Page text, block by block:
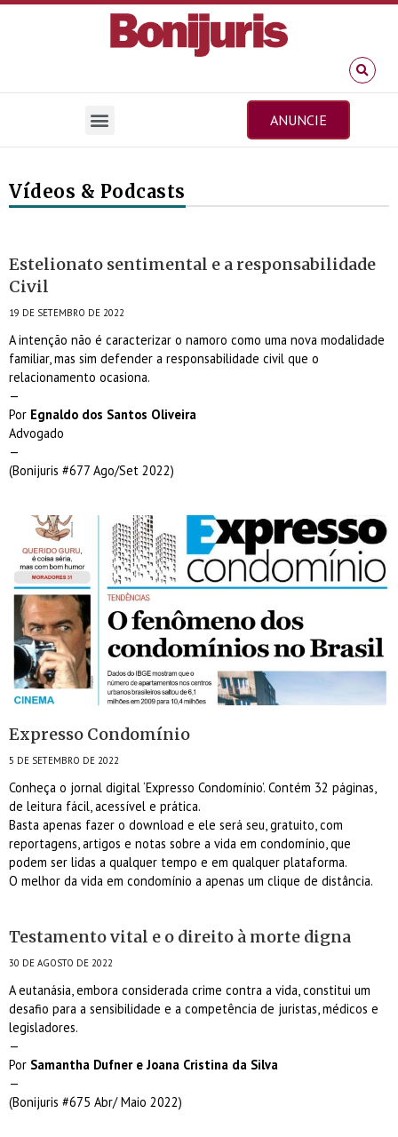
ANUNCIE
Vídeos & Podcasts
Estelionato sentimental e a responsabilidade
Civil
19 DE SETEMBRO DE 2022
A intenção não é caracterizar o namoro como uma nova modalidade
familiar, mas sim defender a responsabilidade civil que o
relacionamento ocasiona.
—
Por Egnaldo dos Santos Oliveira
Advogado
—
(Bonijuris #677 Ago/Set 2022)
Expresso Condomínio
5 DE SETEMBRO DE 2022
Conheça o jornal digital ‘Expresso Condomínio’. Contém 32 páginas,
de leitura fácil, acessível e prática.
Basta apenas fazer o download e ele será seu, gratuito, com
reportagens, artigos e notas sobre a vida em condomínio, que
podem ser lidas a qualquer tempo e em qualquer plataforma.
O melhor da vida em condomínio a apenas um clique de distância.
Testamento vital e o direito à morte digna
30 DE AGOSTO DE 2022
A eutanásia, embora considerada crime contra a vida, constitui um
desafio para a sensibilidade e a competência de juristas, médicos e
legisladores.
—
Por Samantha Dufner e Joana Cristina da Silva
—
(Bonijuris #675 Abr/ Maio 2022)